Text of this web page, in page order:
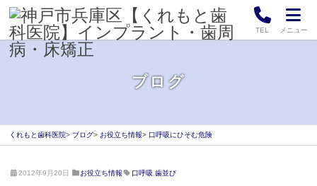
TEL メニュー
ブログ
くれもと歯科医院 ブログ お役立ち情報 口呼吸にひそむ危険
2012年9月20日 お役立ち情報 口呼吸 歯並び2く